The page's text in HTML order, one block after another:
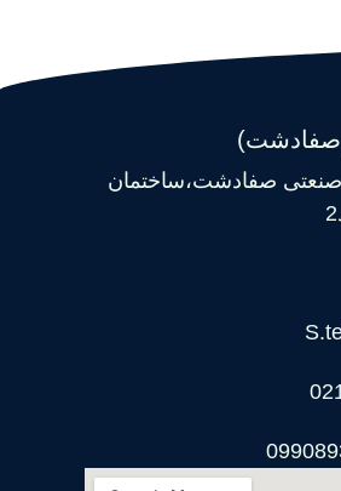
صفادشت)
صنعتی صفادشت،ساختمان